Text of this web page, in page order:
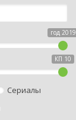
год 2019
КП 10
Сериалы